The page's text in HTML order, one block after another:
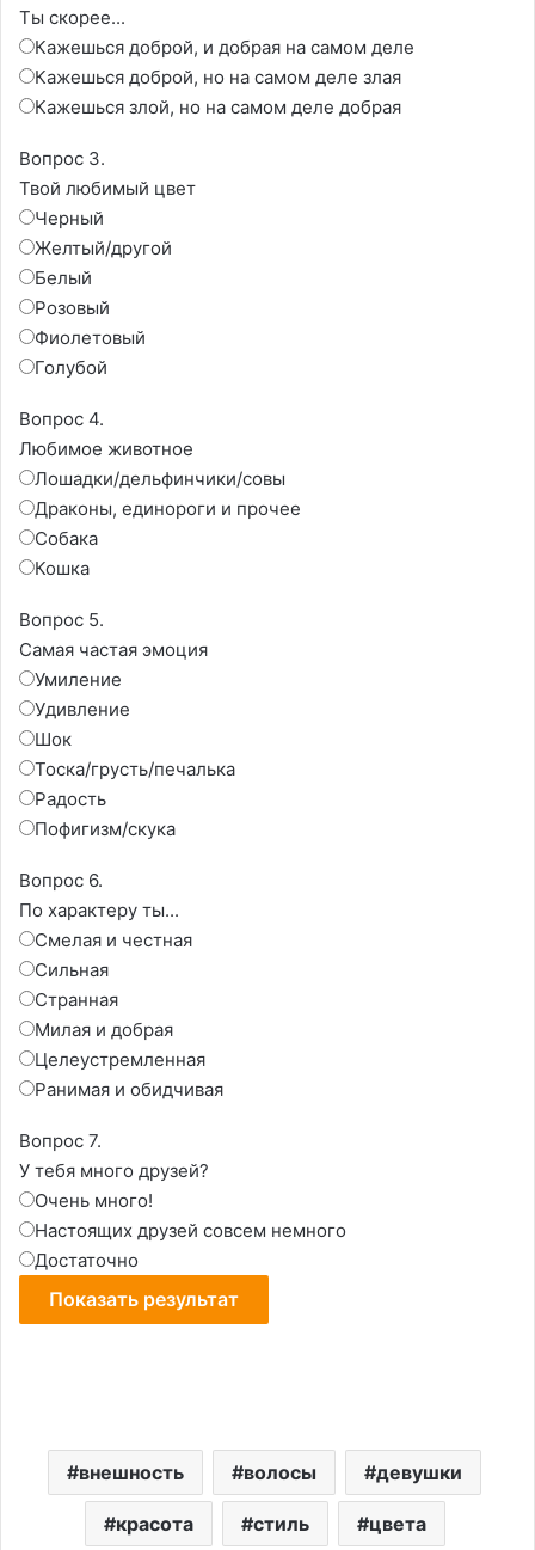
Ты скорее...
Кажешься доброй, и добрая на самом деле
Кажешься доброй, но на самом деле злая
Кажешься злой, но на самом деле добрая
Вопрос 3.
Твой любимый цвет
Черный
Желтый/другой
Белый
Розовый
Фиолетовый
Голубой
Вопрос 4.
Любимое животное
Лошадки/дельфинчики/совы
Драконы, единороги и прочее
Собака
Кошка
Вопрос 5.
Самая частая эмоция
Умиление
Удивление
Шок
Тоска/грусть/печалька
Радость
Пофигизм/скука
Вопрос 6.
По характеру ты...
Смелая и честная
Сильная
Странная
Милая и добрая
Целеустремленная
Ранимая и обидчивая
Вопрос 7.
У тебя много друзей?
Очень много!
Настоящих друзей совсем немного
Достаточно
внешность волосы девушки
красота стиль цвета